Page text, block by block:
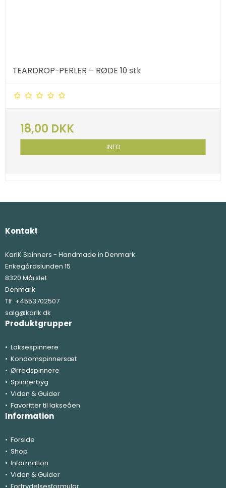
TEARDROP-PERLER – RØDE 10 stk
18,00 DKK
INFO
Kontakt
KarlK Spinners - Handmade in Denmark
Enkegårdslunden 15
8320 Mårslet
Denmark
Tlf: +4553702507
salg@karlk.dk
Produktgrupper
Laksespinnere
Kondomspinnersæt
Ørredspinnere
Spinnerbyg
Viden & Guider
Favoritter til lakseåen
Information
Forside
Shop
Information
Viden & Guider